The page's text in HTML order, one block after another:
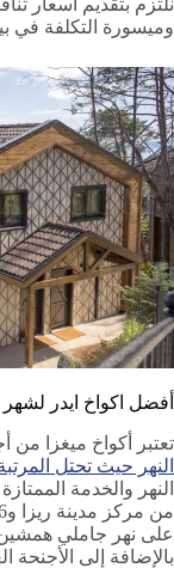
نلتزم بتقديم أسعار
وميسورة التكلفة في
أفضل اكواخ ايدر
تعتبر أكواخ ميغزا من
النهر حيث تحتل
على نهر جاملي همشين،
بالإضافة إلى الأجنحة